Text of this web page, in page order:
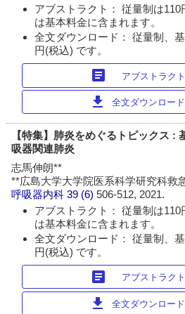
アブストラクト： 従量制は110
は基本料金に含まれます。
全文ダウンロード： 従量制、
円(税込) です。
article アブストラク
download 全文ダウンロー
【特集】肺炎をめぐるトピックス :
吸器関連肺炎
志馬伸朗**
**広島大学大学院医系科学研究科救
呼吸器内科 39 (6)506-512, 2021.
アブストラクト： 従量制は110
は基本料金に含まれます。
全文ダウンロード： 従量制、
円(税込) です。
article アブストラク
download 全文ダウンロー